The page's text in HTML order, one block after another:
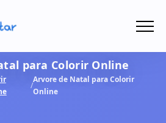
- PDF
para Colorir Online
/
Arvore de Natal para Colorir
Online